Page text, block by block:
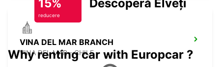
VINA DEL MAR BRANCH
VINA DEL MAR - CHILE
15%
reducere
Descoperă Elveția
Why renting car with Europcar ?